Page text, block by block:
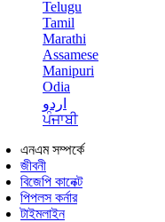
Telugu
Tamil
Marathi
Assamese
Manipuri
Odia
اردو
ਪੰਜਾਬੀ
এনএম সম্পর্কে
জীবনী
বিজেপি কানেক্ট
পিপলস কর্নার
টাইমলাইন